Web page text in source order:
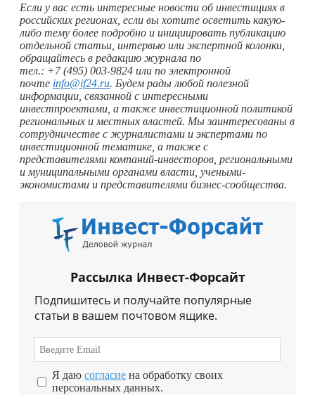
Если у вас есть интересные новости об инвестициях в
российских регионах, если вы хотите осветить какую-
либо тему более подробно и инициировать публикацию
отдельной статьи, интервью или экспертной колонки,
обращайтесь в редакцию журнала по
тел.: +7 (495) 003‑9824 или по электронной
почте info@if24.ru. Будем рады любой полезной
информации, связанной с интересными
инвестпроектами, а также инвестиционной политикой
региональных и местных властей. Мы заинтересованы в
сотрудничестве с журналистами и экспертами по
инвестиционной тематике, а также с
представителями компаний-инвесторов, региональными
и муниципальными органами власти, учеными-
экономистами и представителями бизнес-сообщества.
Рассылка Инвест-Форсайт
Подпишитесь и получайте популярные
статьи в вашем почтовом ящике.
Я даю согласие на обработку своих
персональных данных.